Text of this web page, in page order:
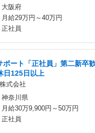
大阪府
月給29万円～40万円
正社員
ポート「正社員」第二新卒
日125日以上
式会社
神奈川県
月給30万9,900円～50万円
正社員